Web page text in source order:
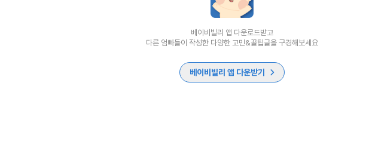
베이비빌리 앱 다운로드받고
다른 엄빠들이 작성한 다양한 고민&꿀팁글을 구경해보세요
베이비빌리 앱 다운받기